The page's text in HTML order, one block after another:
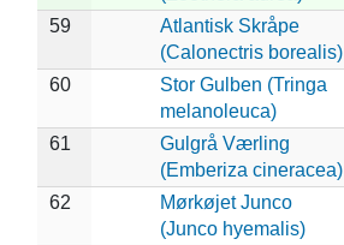
59
Atlantisk Skråpe
(Calonectris borealis)
60
Stor Gulben (Tringa
melanoleuca)
61
Gulgrå Værling
(Emberiza cineracea)
62
Mørkøjet Junco
(Junco hyemalis)